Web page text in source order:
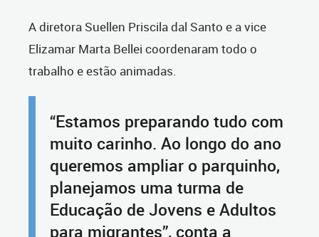
A diretora Suellen Priscila dal Santo e a vice
Elizamar Marta Bellei coordenaram todo o
trabalho e estão animadas.
“Estamos preparando tudo com
muito carinho. Ao longo do ano
queremos ampliar o parquinho,
planejamos uma turma de
Educação de Jovens e Adultos
para migrantes”, conta a